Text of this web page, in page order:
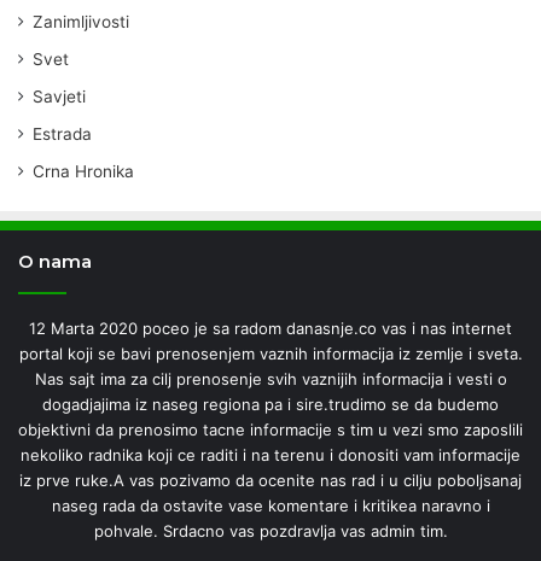
Zanimljivosti
Svet
Savjeti
Estrada
Crna Hronika
O nama
12 Marta 2020 poceo je sa radom danasnje.co vas i nas internet
portal koji se bavi prenosenjem vaznih informacija iz zemlje i sveta.
Nas sajt ima za cilj prenosenje svih vaznijih informacija i vesti o
dogadjajima iz naseg regiona pa i sire.trudimo se da budemo
objektivni da prenosimo tacne informacije s tim u vezi smo zaposlili
nekoliko radnika koji ce raditi i na terenu i donositi vam informacije
iz prve ruke.A vas pozivamo da ocenite nas rad i u cilju poboljsanaj
naseg rada da ostavite vase komentare i kritikea naravno i
pohvale. Srdacno vas pozdravlja vas admin tim.